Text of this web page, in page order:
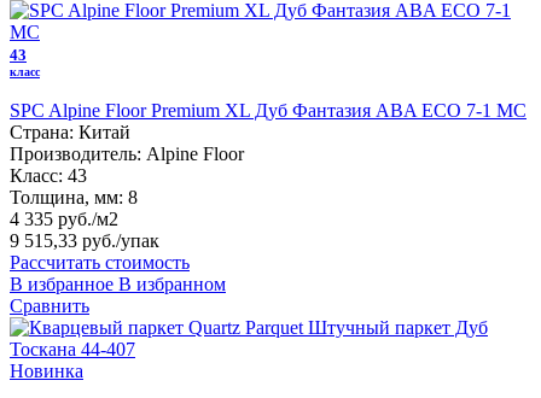
43
класс
SPC Alpine Floor Premium XL Дуб Фантазия ABA ECO 7-1 MC
Страна: Китай
Производитель: Alpine Floor
Класс: 43
Толщина, мм: 8
4 335 руб./м2
9 515,33 руб./упак
Рассчитать стоимость
В избранное В избранном
Сравнить
Новинка